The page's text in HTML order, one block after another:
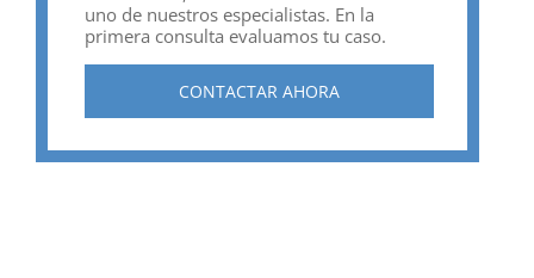
uno de nuestros especialistas. En la
primera consulta evaluamos tu caso.
CONTACTAR AHORA